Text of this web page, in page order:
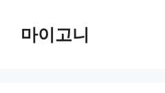
마이고니